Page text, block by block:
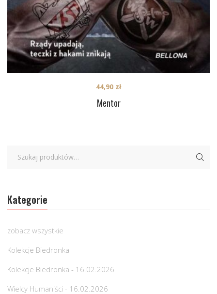
Mentor
44,90 zł
Kategorie
zobacz wszystkie
Kolekcje Biedronka
Kolekcje Biedronka - 16.02.2026
Wielcy Humaniści - 16.02.2026